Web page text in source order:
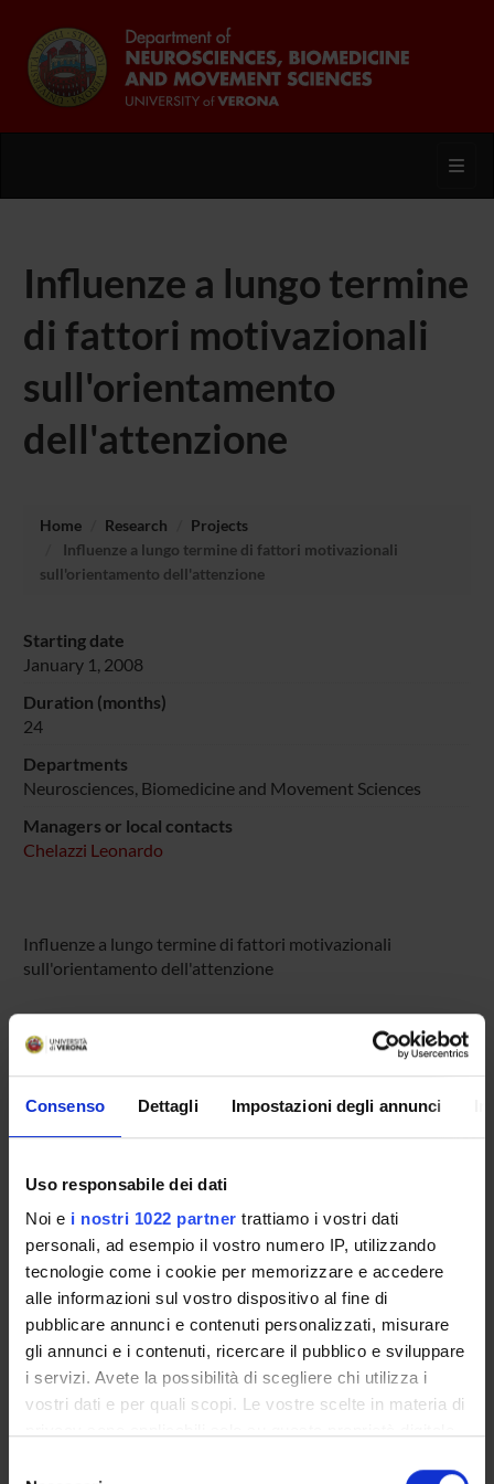
Consenso Dettagli Impostazioni degli annunci
Uso responsabile dei dati
Noi e i nostri 1022 partner trattiamo i vostri dati
personali, ad esempio il vostro numero IP, utilizzando
tecnologie come i cookie per memorizzare e accedere
alle informazioni sul vostro dispositivo al fine di
pubblicare annunci e contenuti personalizzati, misurare
gli annunci e i contenuti, ricercare il pubblico e sviluppare
i servizi. Avete la possibilità di scegliere chi utilizza i
vostri dati e per quali scopi. Le vostre scelte in materia di
Influenze a lungo termine
di fattori motivazionali
sull'orientamento
dell'attenzione
Home Research
Projects
Influenze a lungo termine di fattori motivazionali
sull'orientamento dell'attenzione
Starting date
January 1, 2008
Duration (months)
24
Departments
Neurosciences, Biomedicine and Movement Sciences
Managers or local contacts
Chelazzi Leonardo
Influenze a lungo termine di fattori motivazionali
sull'orientamento dell'attenzione
PROJECT PARTICIPANTS
Full Professor
Associate Professor
SECTIONS
Physiology and Psychology Section
ACTIVITIES